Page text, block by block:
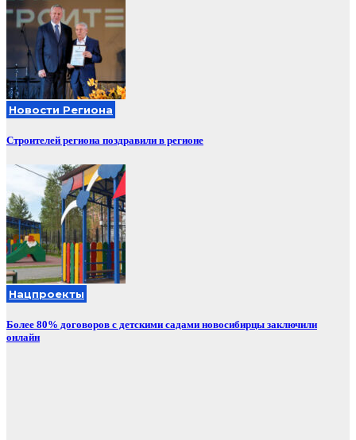
Новости Региона
Строителей региона поздравили в регионе
Нацпроекты
Более 80% договоров с детскими садами новосибирцы заключили
онлайн